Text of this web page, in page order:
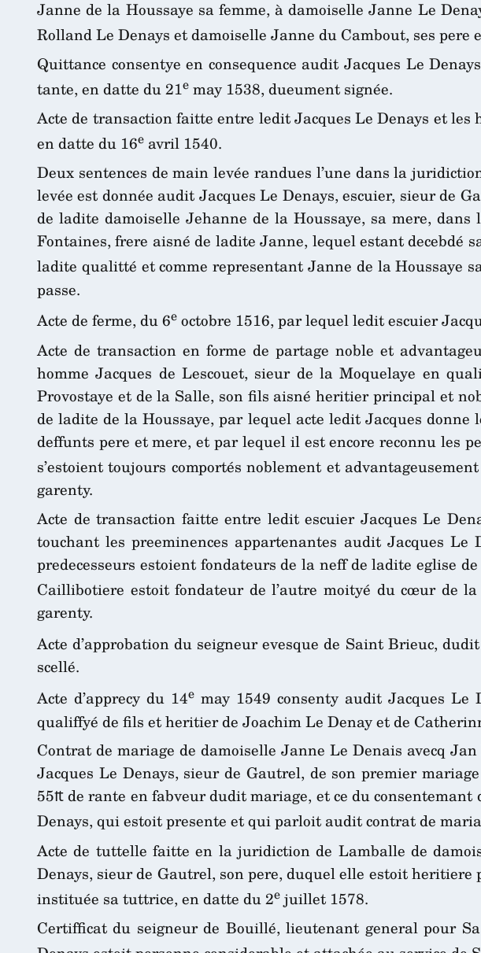
Janne de la Houssaye sa femme, à damoiselle Janne Le
Rolland Le Denays et damoiselle Janne du Cambout, ses pere
Quittance consentye en consequence audit Jacques Le
tante, en datte du 21e may 1538, dueument signée.
Acte de transaction faitte entre ledit Jacques Le Denays et
en datte du 16e avril 1540.
Deux sentences de main levée randues l’une dans la
levée est donnée audit Jacques Le Denays, escuier, sieur
de ladite damoiselle Jehanne de la Houssaye, sa mere,
Fontaines, frere aisné de ladite Janne, lequel estant decebdé
ladite qualitté et comme representant Janne de la Houssaye
passe.
Acte de ferme, du 6e octobre 1516, par lequel ledit escuier
Acte de transaction en forme de partage noble et
homme Jacques de Lescouet, sieur de la Moquelaye en
Provostaye et de la Salle, son fils aisné heritier principal et
de ladite de la Houssaye, par lequel acte ledit Jacques
deffunts pere et mere, et par lequel il est encore reconnu les
s’estoient toujours comportés noblement et
garenty.
Acte de transaction faitte entre ledit escuier Jacques Le
touchant les preeminences appartenantes audit Jacques
predecesseurs estoient fondateurs de la neff de ladite eglise
Caillibotiere estoit fondateur de l’autre moityé du cœur de
garenty.
Acte d’approbation du seigneur evesque de Saint Brieuc,
scellé.
Acte d’apprecy du 14emay 1549 consenty audit Jacques
qualiffyé de fils et heritier de Joachim Le Denay et de
Contrat de mariage de damoiselle Janne Le Denais avecq
Jacques Le Denays, sieur de Gautrel, de son premier
55₶ de rante en fabveur dudit mariage, et ce du
Denays, qui estoit presente et qui parloit audit contrat de
Acte de tuttelle faitte en la juridiction de Lamballe de
Denays, sieur de Gautrel, son pere, duquel elle estoit
instituée sa tuttrice, en datte du 2e juillet 1578.
Certifficat du seigneur de Bouillé, lieutenant general pour